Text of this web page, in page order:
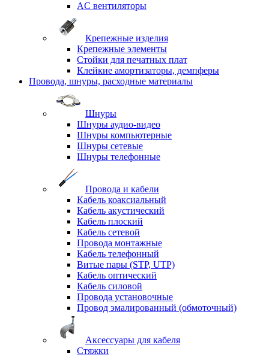
AC вентиляторы
Крепежные изделия
Крепежные элементы
Стойки для печатных плат
Клейкие амортизаторы, демпферы
Провода, шнуры, расходные материалы
Шнуры
Шнуры аудио-видео
Шнуры компьютерные
Шнуры сетевые
Шнуры телефонные
Провода и кабели
Кабель коаксиальный
Кабель акустический
Кабель плоский
Кабель сетевой
Провода монтажные
Кабель телефонный
Витые пары (STP, UTP)
Кабель оптический
Кабель силовой
Провода установочные
Провод эмалированный (обмоточный)
Аксессуары для кабеля
Стяжки